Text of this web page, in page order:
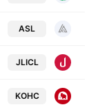
ASL
JLICL
KOHC